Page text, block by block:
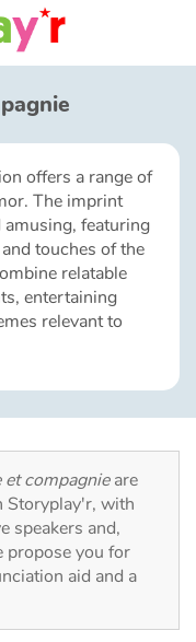
and dragons
offers a range of
The imprint
featuring
touches of the
relatable
entertaining
relevant to
et compagnieare
Storyplay'r, with
speakers and,
propose you for
aid and a